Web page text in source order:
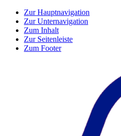
Zur Hauptnavigation
Zur Unternavigation
Zum Inhalt
Zur Seitenleiste
Zum Footer